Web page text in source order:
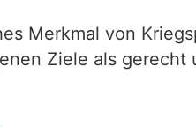
Merkmal von
Ziele als